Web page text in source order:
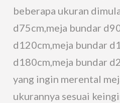
beberapa ukuran
d75cm,meja bundar
d120cm,meja bundar
d180cm,meja bundar
yang ingin merental
ukurannya sesuai